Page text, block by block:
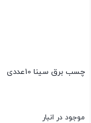
چسب برق سينا 10عددی
موجود در انبار